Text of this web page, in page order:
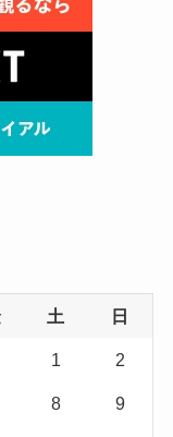
土 日
1 2
8 9